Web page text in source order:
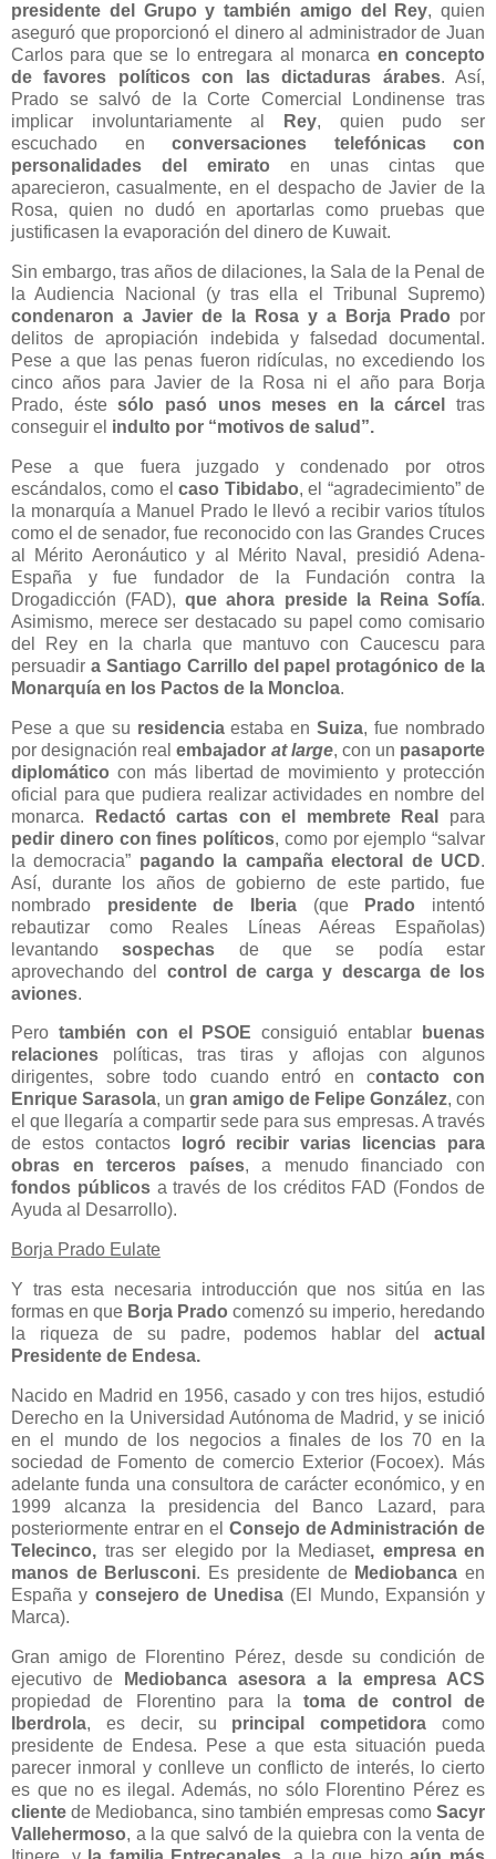
presidente del Grupo y también amigo del Rey, quien
aseguró que proporcionó el dinero al administrador de Juan
Carlos para que se lo entregara al monarca en concepto
de favores políticos con las dictaduras árabes. Así,
Prado se salvó de la Corte Comercial Londinense tras
implicar involuntariamente al
Rey, quien pudo ser
escuchado en conversaciones telefónicas con
personalidades del emirato en unas cintas que
aparecieron, casualmente, en el despacho de Javier de la
Rosa, quien no dudó en aportarlas como pruebas que
justificasen la evaporación del dinero de Kuwait.
Sin embargo, tras años de dilaciones, la Sala de la Penal de
la Audiencia Nacional (y tras ella el Tribunal Supremo)
condenaron a Javier de la Rosa y a Borja Prado por
delitos de apropiación indebida y falsedad documental.
Pese a que las penas fueron ridículas, no excediendo los
cinco años para Javier de la Rosa ni el año para Borja
Prado, éstesólo pasó unos meses en la cárcel
tras
conseguir el indulto por “motivos de salud”.
Pese a que fuera juzgado y condenado por otros
escándalos, como elcaso Tibidabo, el “agradecimiento” de
la monarquía a Manuel Prado le llevó a recibir varios títulos
como el de senador, fue reconocido con las Grandes Cruces
al Mérito Aeronáutico y al Mérito Naval, presidió Adena-
España y fue fundador de la Fundación contra la
Drogadicción (FAD),que ahora preside la Reina Sofía.
Asimismo, merece ser destacado su papel como comisario
del Rey en la charla que mantuvo con Caucescu para
persuadir a Santiago Carrillo del papel protagónico de la
Monarquía en los Pactos de la Moncloa.
Pese a que su residenciaestaba enSuiza, fue nombrado
por designación realembajador at large, con un pasaporte
diplomático con más libertad de movimiento y protección
oficial para que pudiera realizar actividades en nombre del
monarca.
Redactó cartas con el membrete Real
para
pedir dinero con fines políticos, como por ejemplo “salvar
la democracia” pagando la campaña electoral de UCD.
Así, durante los años de gobierno de este partido, fue
nombrado presidente de Iberia (que Prado intentó
rebautizar como Reales Líneas Aéreas Españolas)
levantandosospechas de que se podía estar
aprovechando del control de carga y descarga de los
aviones.
Pero también con el PSOE consiguió entablar
buenas
relaciones políticas, tras tiras y aflojas con algunos
dirigentes, sobre todo cuando entró en contacto con
Enrique Sarasola, un gran amigo de Felipe González, con
el que llegaría a compartir sede para sus empresas. A través
de estos contactos
logró recibir varias licencias para
obras en terceros países, a menudo financiado con
fondos públicosa través de los créditos FAD (Fondos de
Ayuda al Desarrollo).
Borja Prado Eulate
Y tras esta necesaria introducción que nos sitúa en las
formas en que Borja Prado comenzó su imperio, heredando
la riqueza de su padre, podemos hablar del actual
Presidente de Endesa.
Nacido en Madrid en 1956, casado y con tres hijos, estudió
Derecho en la Universidad Autónoma de Madrid, y se inició
en el mundo de los negocios a finales de los 70 en la
sociedad de Fomento de comercio Exterior (Focoex). Más
adelante funda una consultora de carácter económico, y en
1999 alcanza la presidencia del Banco Lazard, para
posteriormente entrar en el Consejo de Administración de
Telecinco, tras ser elegido por la Mediaset, empresa en
manos de Berlusconi. Es presidente de Mediobancaen
España y consejero de Unedisa (El Mundo, Expansión y
Marca).
Gran amigo de Florentino Pérez, desde su condición de
ejecutivo de
Mediobanca asesora a la empresa ACS
propiedad de Florentino para la toma de control de
Iberdrola, es decir, su principal competidora como
presidente de Endesa. Pese a que esta situación pueda
parecer inmoral y conlleve un conflicto de interés, lo cierto
es que no es ilegal. Además, no sólo Florentino Pérez es
cliente de Mediobanca, sino también empresas como Sacyr
Vallehermoso, a la que salvó de la quiebra con la venta de